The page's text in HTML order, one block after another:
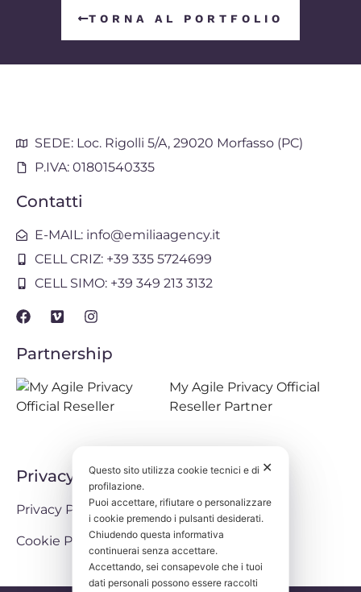
TORNA AL PORTFOLIO
SEDE: Loc. Rigolli 5/A, 29020 Morfasso (PC)
P.IVA: 01801540335
Contatti
E-MAIL: info@emiliaagency.it
CELL CRIZ: +39 335 5724699
CELL SIMO: +39 349 213 3132
Partnership
My Agile Privacy Official
Reseller Partner
Privacy
Privacy Policy
Cookie Policy
✕
Questo sito utilizza cookie tecnici e di
profilazione.
Puoi accettare, rifiutare o personalizzare
i cookie premendo i pulsanti desiderati.
Chiudendo questa informativa
continuerai senza accettare.
Accettando, sei consapevole che i tuoi
dati personali possono essere raccolti